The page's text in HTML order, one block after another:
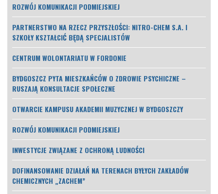
ROZWÓJ KOMUNIKACJI PODMIEJSKIEJ
PARTNERSTWO NA RZECZ PRZYSZŁOŚCI: NITRO-CHEM S.A. I
SZKOŁY KSZTAŁCIĆ BĘDĄ SPECJALISTÓW
CENTRUM WOLONTARIATU W FORDONIE
BYDGOSZCZ PYTA MIESZKAŃCÓW O ZDROWIE PSYCHICZNE –
RUSZAJĄ KONSULTACJE SPOŁECZNE
OTWARCIE KAMPUSU AKADEMII MUZYCZNEJ W BYDGOSZCZY
ROZWÓJ KOMUNIKACJI PODMIEJSKIEJ
INWESTYCJE ZWIĄZANE Z OCHRONĄ LUDNOŚCI
DOFINANSOWANIE DZIAŁAŃ NA TERENACH BYŁYCH ZAKŁADÓW
CHEMICZNYCH „ZACHEM”